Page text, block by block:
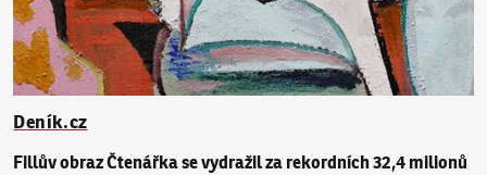
Deník.cz
Fillův obraz Čtenářka se vydražil za rekordních 32,4 milionů